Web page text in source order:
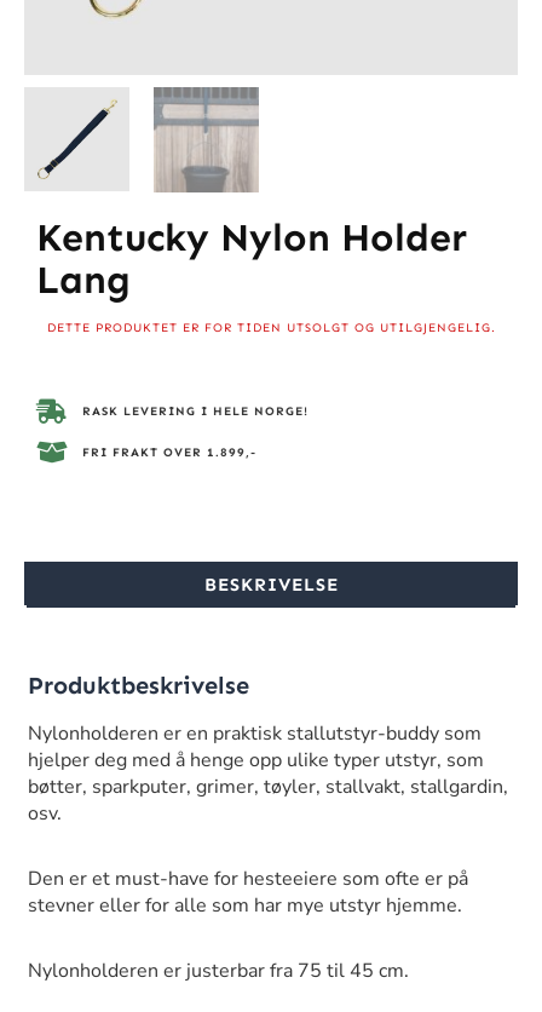
Kentucky Nylon Holder
Lang
DETTE PRODUKTET ER FOR TIDEN UTSOLGT OG UTILGJENGELIG.
RASK LEVERING I HELE NORGE!
FRI FRAKT OVER 1.899,-
BESKRIVELSE
Produktbeskrivelse
Nylonholderen er en praktisk stallutstyr-buddy som
hjelper deg med å henge opp ulike typer utstyr, som
bøtter, sparkputer, grimer, tøyler, stallvakt, stallgardin,
osv.
Den er et must-have for hesteeiere som ofte er på
stevner eller for alle som har mye utstyr hjemme.
Nylonholderen er justerbar fra 75 til 45 cm.